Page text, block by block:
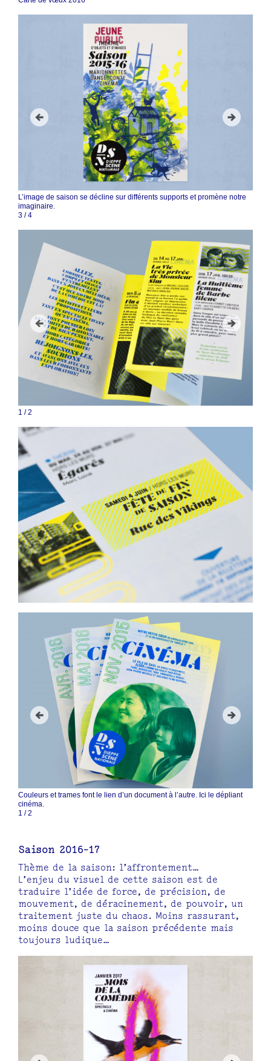
L’image de saison se décline sur différents supports et promène notre
imaginaire.
3 /4
1 /2
Couleurs et trames font le lien d’un document à l’autre. Ici le dépliant
cinéma.
1 /2
Saison 2016-17
Thème de la saison: l’affrontement…
L’enjeu du visuel de cette saison est de
traduire l’idée de force, de précision, de
mouvement, de déracinement, de pouvoir, un
traitement juste du chaos. Moins rassurant,
moins douce que la saison précédente mais
toujours ludique…